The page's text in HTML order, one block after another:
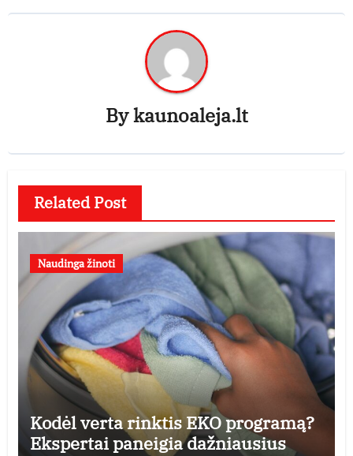
Bykaunoaleja.lt
Related Post
Naudinga žinoti
Kodėl verta rinktis EKO programą?
Ekspertai paneigia dažniausius